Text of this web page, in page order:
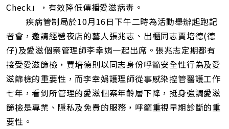
Check」，有效降低傳播愛滋病毒。
疾病管制局於10月16日下午二時為活動舉辦起跑記
者會，邀請經營夜店的藝人張兆志、出櫃同志賈培德(德
仔)及愛滋個案管理師李幸娟一起出席。張兆志定期都有
接受愛滋篩檢，賈培德則以同志身份呼籲安全性行為及愛
滋篩檢的重要性，而李幸娟護理師從事感染控管醫護工作
七年，看到所管理的愛滋個案年齡層下降，挺身強調愛滋
篩檢是專業、隱私及免費的服務，呼籲重視早期診斷的重
要性。